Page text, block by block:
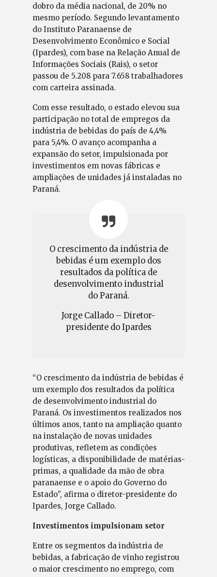
dobro da média nacional, de 20% no
mesmo período. Segundo levantamento
do Instituto Paranaense de
Desenvolvimento Econômico e Social
(Ipardes), com base na Relação Anual de
Informações Sociais (Rais), o setor
passou de 5.208 para 7.658 trabalhadores
com carteira assinada.
Com esse resultado, o estado elevou sua
participação no total de empregos da
indústria de bebidas do país de 4,4%
para 5,4%. O avanço acompanha a
expansão do setor, impulsionada por
investimentos em novas fábricas e
ampliações de unidades já instaladas no
Paraná.
O crescimento da indústria de
bebidas é um exemplo dos
resultados da política de
desenvolvimento industrial
do Paraná.
Jorge Callado – Diretor-
presidente do Ipardes
“O crescimento da indústria de bebidas é
um exemplo dos resultados da política
de desenvolvimento industrial do
Paraná. Os investimentos realizados nos
últimos anos, tanto na ampliação quanto
na instalação de novas unidades
produtivas, refletem as condições
logísticas, a disponibilidade de matérias-
primas, a qualidade da mão de obra
paranaense e o apoio do Governo do
Estado”, afirma o diretor-presidente do
Ipardes, Jorge Callado.
Investimentos impulsionam setor
Entre os segmentos da indústria de
bebidas, a fabricação de vinho registrou
o maior crescimento no emprego, com